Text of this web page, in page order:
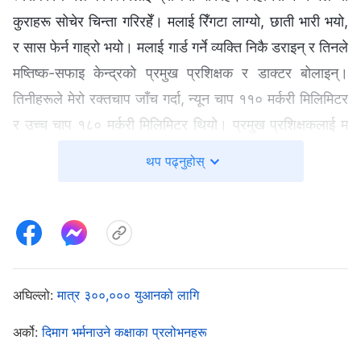
कुराहरू सोचेर चिन्ता गरिरहेँ। मलाई रिँगटा लाग्यो, छाती भारी भयो,
र सास फेर्न गाह्रो भयो। मलाई गार्ड गर्ने व्यक्ति निकै डराइन् र तिनले
मष्तिष्क-सफाइ केन्द्रको प्रमुख प्रशिक्षक र डाक्टर बोलाइन्।
तिनीहरूले मेरो रक्तचाप जाँच गर्दा, न्यून चाप ११० मर्करी मिलिमिटर
र उच्‍च चाप १८० मर्करी मिलिमिटर थियो। प्रमुख प्रशिक्षकलाई म
त्यही केन्द्रमा मर्छु र तिनको काँधमा यसको जिम्‍मेवारी पर्नेछ भन्‍ने डर
लाग्यो, त्यसकारण तिनले मलाई तुरुन्तै अस्पताल लिएर गए।
भनेर बताए, त्यसपछि सिलेन पानी र अक्सिजन दिए। डाक्टरले
त्यसपछि मलाई मष्तिष्क-सफाइ केन्द्रमा फर्काएर लगिहाले।
थप पढ्नुहोस्
अघिल्लो:मात्र ३००,००० युआनको लागि
अर्को:दिमाग भर्मनाउने कक्षाका प्रलोभनहरू